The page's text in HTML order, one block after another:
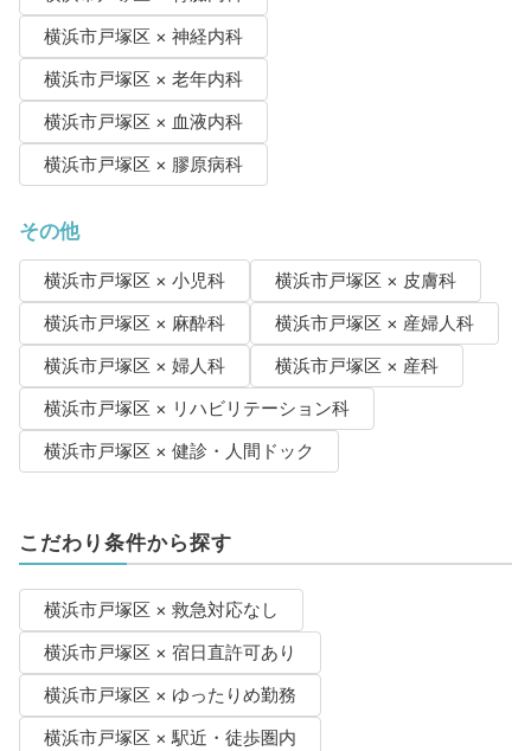
横浜市戸塚区 × 神経内科
横浜市戸塚区 × 老年内科
横浜市戸塚区 × 血液内科
横浜市戸塚区 × 膠原病科
その他
横浜市戸塚区 × 小児科
横浜市戸塚区 × 皮膚科
横浜市戸塚区 × 麻酔科
横浜市戸塚区 × 産婦人科
横浜市戸塚区 × 婦人科
横浜市戸塚区 × 産科
横浜市戸塚区 × リハビリテーション科
横浜市戸塚区 × 健診・人間ドック
こだわり条件から探す
横浜市戸塚区 × 救急対応なし
横浜市戸塚区 × 宿日直許可あり
横浜市戸塚区 × ゆったりめ勤務
横浜市戸塚区 × 駅近・徒歩圏内